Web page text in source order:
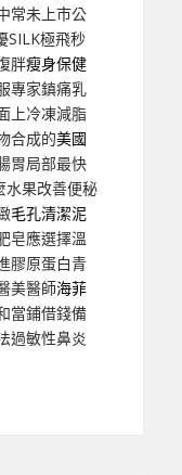
常未上市公
SILK極飛秒
胖瘦身保健
專家鎮痛乳
上冷凍減脂
合成的美國
胃局部最快
水果改善便秘
毛孔清潔泥
皂應選擇溫
膠原蛋白青
美醫師海菲
當鋪借錢備
過敏性鼻炎